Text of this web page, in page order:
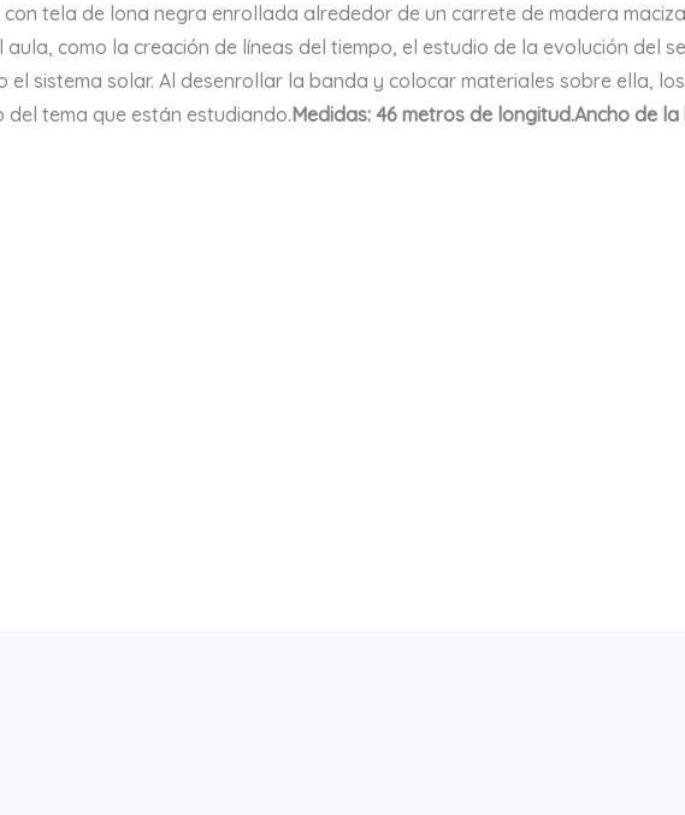
tela de lona negra enrollada alrededor de un carrete de madera
como la creación de líneas del tiempo, el estudio de la evolución del
sistema solar. Al desenrollar la banda y colocar materiales sobre ella,
tema que están estudiando.Medidas: 46 metros de longitud.Ancho de la